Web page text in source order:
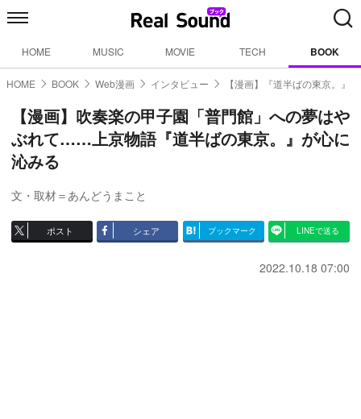
HOME MUSIC MOVIE TECH BOOK
HOME BOOK Web漫画 インタビュー 【漫画】『道半ばの東京。』
【漫画】吹奏楽の甲子園「普門館」への夢はや
ぶれて……上京物語『道半ばの東京。』が心に
沁みる
文・取材＝あんどうまこと
ポスト シェア ブックマーク LINEで送る
2022.10.18 07:00